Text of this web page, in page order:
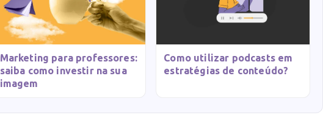
Marketing para professores:
saiba como investir na sua
imagem
Como utilizar podcasts em
estratégias de conteúdo?